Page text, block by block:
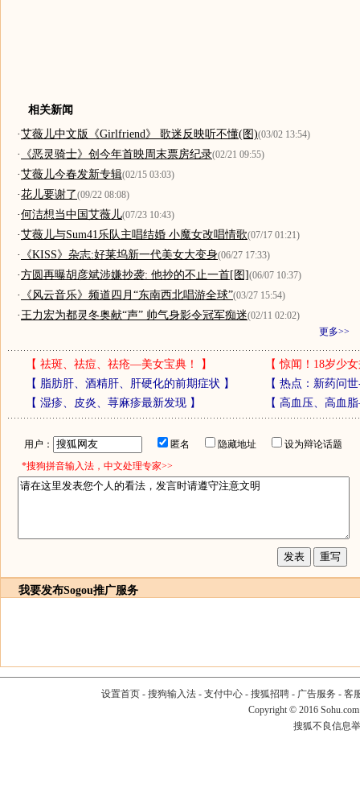
相关新闻
·艾薇儿中文版《Girlfriend》 歌迷反映听不懂(图)(03/02 13:54)
· 《恶灵骑士》创今年首映周末票房纪录(02/21 09:55)
·艾薇儿今春发新专辑(02/15 03:03)
·花儿要谢了(09/22 08:08)
·何洁想当中国艾薇儿(07/23 10:43)
·艾薇儿与Sum41乐队主唱结婚 小魔女改唱情歌(07/17 01:21)
· 《KISS》杂志:好莱坞新一代美女大变身(06/27 17:33)
·方圆再曝胡彦斌涉嫌抄袭: 他抄的不止一首[图](06/07 10:37)
· 《风云音乐》频道四月“东南西北唱游全球”(03/27 15:54)
·王力宏为都灵冬奥献“声” 帅气身影令冠军痴迷(02/11 02:02)
更多>>
【 祛斑、祛痘、祛疮—美女宝典！ 】 【惊闻！18岁少
【 脂肪肝、酒精肝、肝硬化的前期症状 】 【 热点：新药问
【 湿疹、皮炎、荨麻疹最新发现】 【 高血压、高血
用户： 匿名 隐藏地址
设为辩论话题
*搜狗拼音输入法，中文处理专家>>
我要发布Sogou推广服务
设置首页- 搜狗输入法- 支付中心- 搜狐招聘- 广告服务 - 客
Copyright © 2016
搜狐不良信息